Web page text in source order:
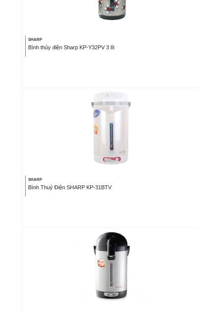
SHARP
Bình thủy điện Sharp KP-Y32PV 3 lít
SHARP
Bình Thuỷ Điện SHARP KP-31BTV